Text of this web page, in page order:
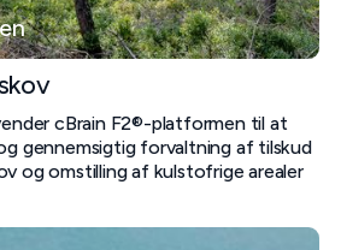
cBrain F2®-platformen til at
gennemsigtig forvaltning af tilskud
og omstilling af kulstofrige arealer